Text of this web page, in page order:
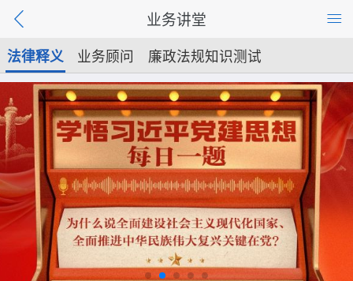
业务讲堂
法律释义 业务顾问 廉政法规知识测试